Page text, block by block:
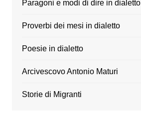
Paragoni e modi di dire in dialetto
Proverbi dei mesi in dialetto
Poesie in dialetto
Arcivescovo Antonio Maturi
Storie di Migranti